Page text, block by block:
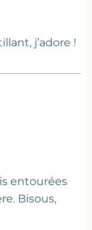
j’adore !
entourées
Bisous,